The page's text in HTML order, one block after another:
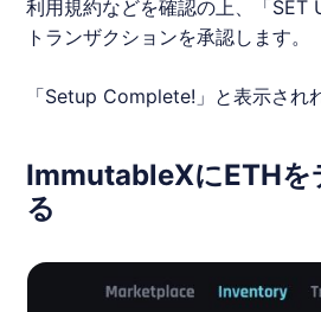
利用規約などを確認の上、「SET
トランザクションを承認します。
「Setup Complete!」と表示され
ImmutableXにETHを
る